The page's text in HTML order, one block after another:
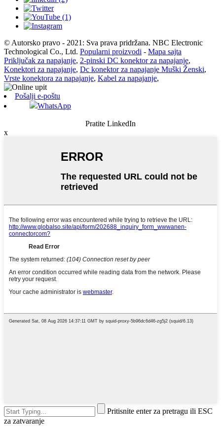
© Autorsko pravo - 2021: Sva prava pridržana. NBC Electronic
Technological Co., Ltd. Popularni proizvodi - Mapa sajta
Priključak za napajanje, 2-pinski DC konektor za napajanje,
Konektori za napajanje, Dc konektor za napajanje Muški Ženski,
Vrste konektora za napajanje, Kabel za napajanje,
Pošalji e-poštu
WhatsApp
Pratite LinkedIn
x
Pritisnite enter za pretragu ili ESC
za zatvaranje